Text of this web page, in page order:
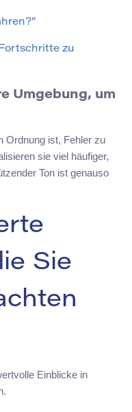
zu
Umgebung, um
Ordnung ist, Fehler zu
sie viel häufiger,
Ton ist genauso
Sie
Einblicke in